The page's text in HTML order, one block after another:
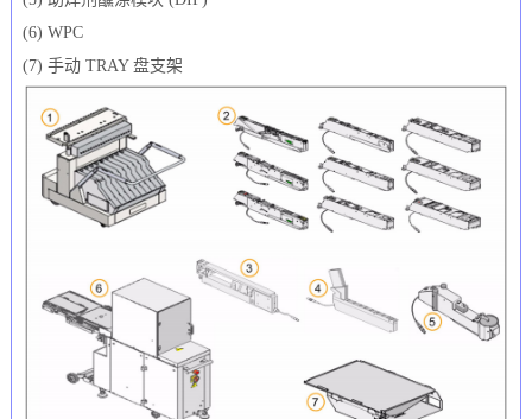
(6) WPC
(7) 手动 TRAY 盘支架